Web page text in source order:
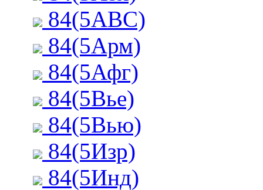
84(5АВС)
84(5Арм)
84(5Афг)
84(5Вье)
84(5Вью)
84(5Изр)
84(5Инд)